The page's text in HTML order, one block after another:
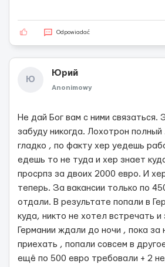
Odpowiadać
Ю
Юрий
Anonimowy
Не дай Бог вам с ними связаться.
забуду никогда. Лохотрон полный
гладко , по факту хер уедешь
едешь то не туда и хер знает
просрпз за двоих 2000 евро. И
теперь. За вакансии только по
отдали. В результате попали в
куда, никто не хотел встречать и
Германии ждали до ночи , пока за
приехать , попали совсем в
ещё по 500 евро требовали + 2